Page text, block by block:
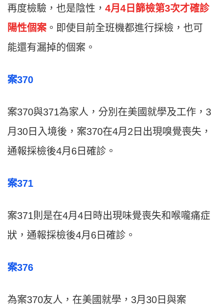
再度檢驗，也是陰性， 4月4日篩檢第3次才確診
陽性個案 。即使目前全班機都進行採檢，也可
能還有漏掉的個案。
案370
案370與371為家人，分別在美國就學及工作，3
月30日入境後，案370在4月2日出現嗅覺喪失，
通報採檢後4月6日確診。
案371
案371則是在4月4日時出現味覺喪失和喉嚨痛症
狀，通報採檢後4月6日確診。
案376
為案370友人，在美國就學，3月30日與案